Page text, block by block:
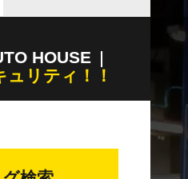
HOUSE
リティ！！